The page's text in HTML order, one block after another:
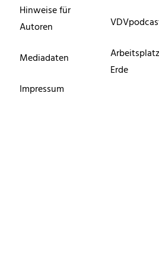
Hinweise für
Autoren
Mediadaten
Impressum
Erde